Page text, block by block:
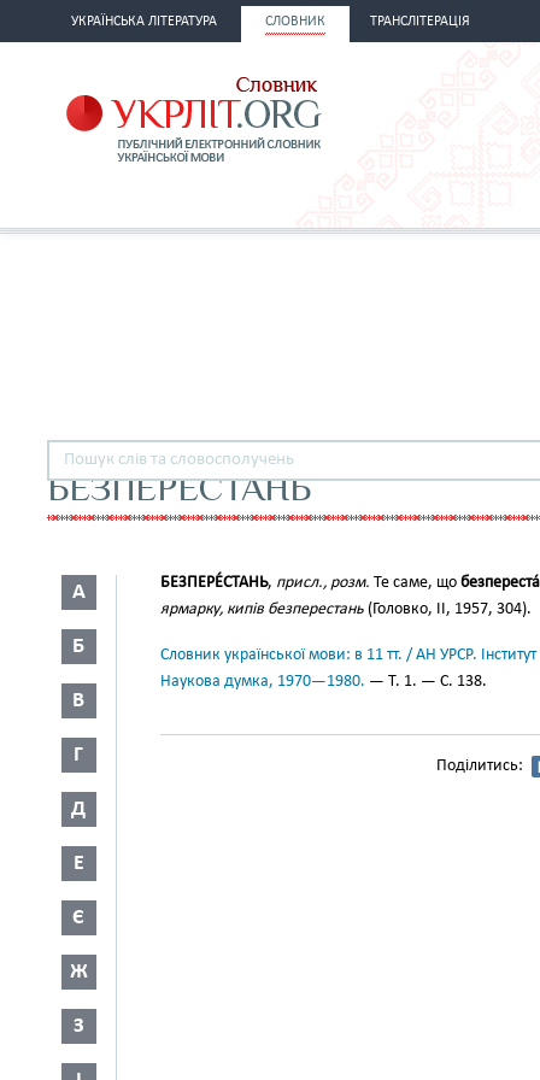
УКРАЇНСЬКА ЛІТЕРАТУРА СЛОВНИК ТРАНСЛІТЕРАЦІЯ
БЕЗПЕРЕСТАНЬ
А
Б
В
Г
Д
Е
Є
Ж
З
БЕЗПЕРЕ́СТАНЬ, присл., розм. Те саме, що
ярмарку, кипів безперестань (Головко, II, 1957, 304).
Словник української мови: в 11 тт. / АН УРСР.
Наукова думка, 1970—1980. — Т. 1. — С. 138.
Поділитись: